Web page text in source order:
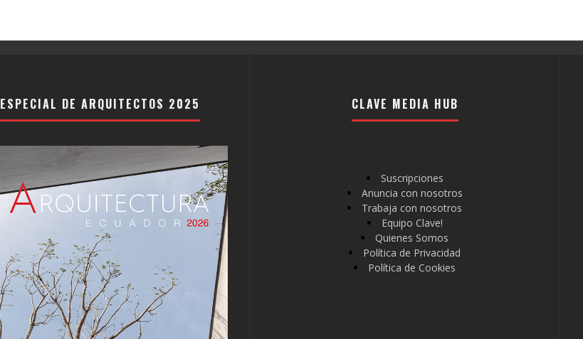
ESPECIAL DE ARQUITECTOS 2025 CLAVE MEDIA HUB
Suscripciones
Anuncia con nosotros
Trabaja con nosotros
Equipo Clave!
Quienes Somos
Política de Privacidad
Política de Cookies